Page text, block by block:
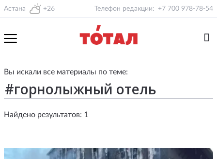
Астана +26 Телефон редакции: +7 700 978-78-54
Вы искали все материалы по теме:
Найдено результатов: 1